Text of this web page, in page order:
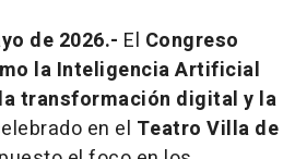
de 2026.- El Congreso
la Inteligencia Artificial
transformación digital y la
en el Teatro Villa de